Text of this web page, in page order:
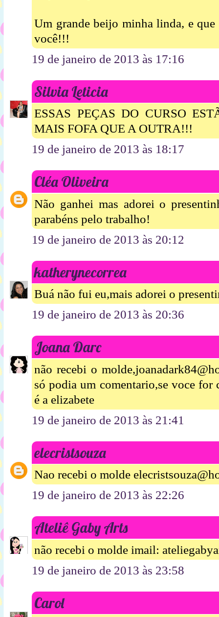
Um grande beijo minha linda, e que
você!!!
19 de janeiro de 2013 às 17:16
Silvia Leticia
ESSAS PEÇAS DO CURSO
MAIS FOFA QUE A OUTRA!!!
19 de janeiro de 2013 às 18:17
Cléa Oliveira
Não ganhei mas adorei o
parabéns pelo trabalho!
19 de janeiro de 2013 às 20:12
katherynecorrea
Buá não fui eu,mais adorei o
19 de janeiro de 2013 às 20:36
Joana Darc
não recebi o
só podia um comentario,se voce for
é a elizabete
19 de janeiro de 2013 às 21:41
elecristsouza
Nao recebi o molde
19 de janeiro de 2013 às 22:26
Ateliê Gaby Arts
não recebi o molde imail:
19 de janeiro de 2013 às 23:58
Carol